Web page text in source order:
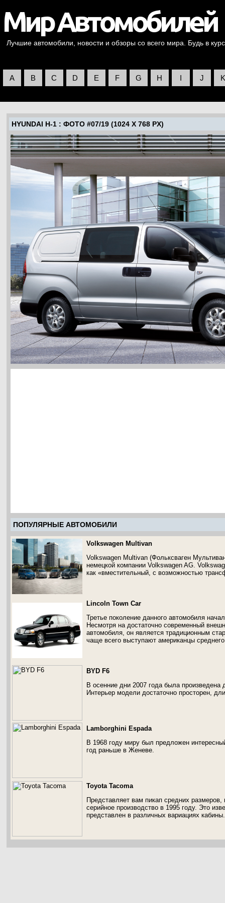
Лучшие автомобили, новости и обзоры со всего мира. Будь в
A B C D E F G H I J K
HYUNDAI H-1 : ФОТО #07/19 (1024 X 768 PX)
ПОПУЛЯРНЫЕ АВТОМОБИЛИ
Volkswagen Multivan
Volkswagen Multivan (Фольксваген
немецкой компании Volkswagen AG.
как «вместительный, с возможностью
Lincoln Town Car
Третье поколение данного автомобиля
Несмотря на достаточно современный
автомобиля, он является традиционным
чаще всего выступают американцы
BYD F6
В осенние дни 2007 года была
Интерьер модели достаточно просторен,
Lamborghini Espada
В 1968 году миру был предложен
год раньше в Женеве.
Toyota Tacoma
Представляет вам пикап средних
серийное производство в 1995 году. Это
представлен в различных вариациях кабины.